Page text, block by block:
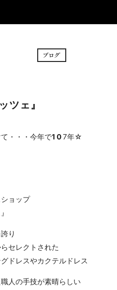
FAIR
ツェ』
・・・今年で1 07年☆
ョップ
り
セレクトされた
ドレスやカクテルドレス
人の手技が素晴らしい